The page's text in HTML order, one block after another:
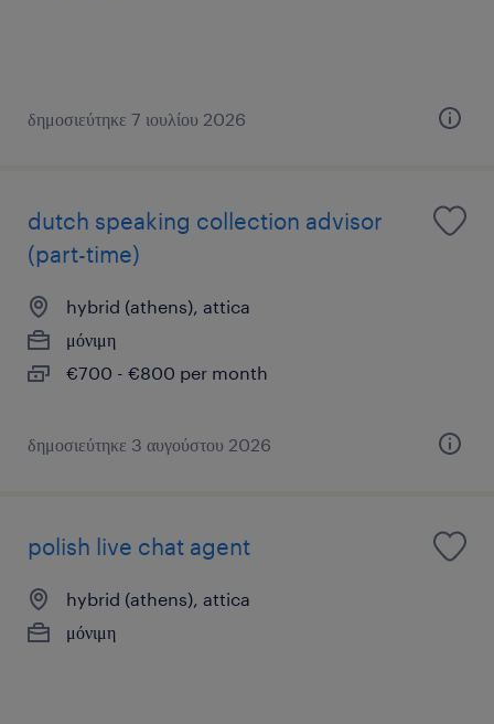
δημοσιεύτηκε 7 ιουλίου 2026
dutch speaking collection advisor
(part-time)
hybrid (athens), attica
μόνιμη
€700 - €800 per month
δημοσιεύτηκε 3 αυγούστου 2026
polish live chat agent
hybrid (athens), attica
μόνιμη